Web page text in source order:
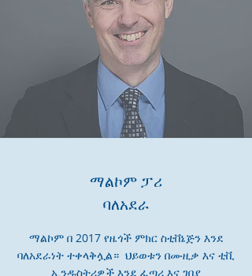
ማልኮም ፓሪ
ባለአደራ
ማልኮም በ 2017 የዜጎች ምክር ስቲቨኔጅን እንደ
ባለአደራነት ተቀላቅሏል። ህይወቱን በሙዚቃ እና ቲቪ
ኢንዱስትሪዎች እንደ ፈጣሪ እና ገበያ